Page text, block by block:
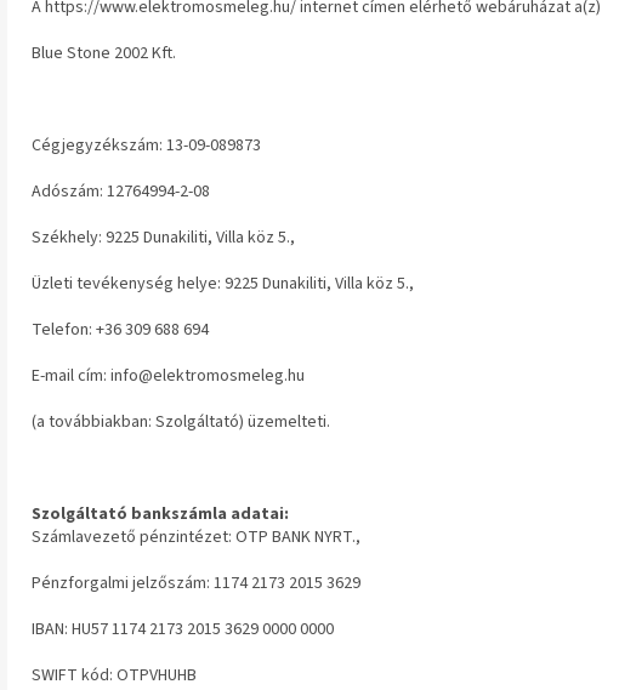
Ahttps://www.elektromosmeleg.hu/internet címen elérhető webáruházat a(z)
Blue Stone 2002 Kft.
Cégjegyzékszám: 13-09-089873
Adószám: 12764994-2-08
Székhely: 9225 Dunakiliti, Villa köz 5.,
Üzleti tevékenység helye: 9225 Dunakiliti, Villa köz 5.,
Telefon: +36 309 688 694
E-mail cím: info@elektromosmeleg.hu
(a továbbiakban: Szolgáltató) üzemelteti.
Szolgáltató bankszámla adatai:
Számlavezető pénzintézet: OTP BANK NYRT.,
Pénzforgalmi jelzőszám: 1174 2173 2015 3629
IBAN: HU57 1174 2173 2015 3629 0000 0000
SWIFT kód: OTPVHUHB